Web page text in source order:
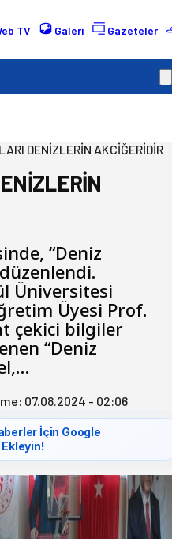
TV Galeri Gazeteler
DENİZLERİN AKCİĞERİDİR
“Deniz
Üniversitesi
Üyesi Prof.
çekici bilgiler
“Deniz
07.08.2024 - 02:06
İçin Google